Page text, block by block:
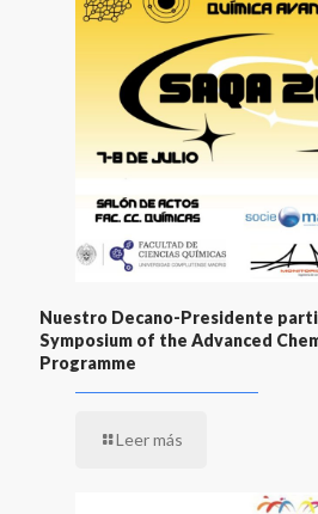
Nuestro Decano-Presidente
Symposium of the Advanced
Programme
Leer más